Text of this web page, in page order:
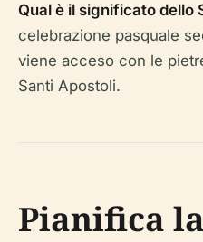
Qual è il significato dello
celebrazione pasquale
viene acceso con le
Santi Apostoli.
Pianifica